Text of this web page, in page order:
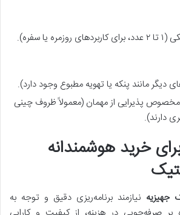
یا سفره).
دیگر مانند پنکه یا تهویه مطبوع وجود دارد).
پذیرایی از مهمان (معمولاً ظروف چینی
دارند).
خرید هوشمندانه
جهیزیه نیازمند برنامه‌ریزی دقیق و توجه به